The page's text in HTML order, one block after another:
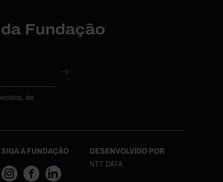
Fundação
de
SIGA A FUNDAÇÃO DESENVOLVIDO POR
NTT DATA